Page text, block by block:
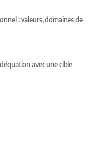
: valeurs, domaines de
avec une cible